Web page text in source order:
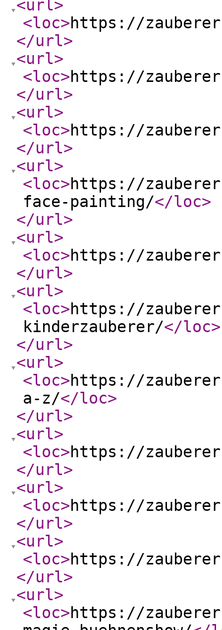
<url>
<loc>https://
</url>
<url>
<loc>https://
</url>
<url>
<loc>https://
</url>
<url>
<loc>https://
face-painting/</loc>
</url>
<url>
<loc>https://
</url>
<url>
<loc>https://
kinderzauberer/</loc>
</url>
<url>
<loc>https://
a-z/</loc>
</url>
<url>
<loc>https://
</url>
<url>
<loc>https://
</url>
<url>
<loc>https://
</url>
<url>
<loc>https://